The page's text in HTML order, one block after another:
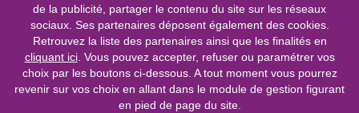
de la publicité, partager le contenu du site sur les réseaux
sociaux. Ses partenaires déposent également des cookies.
Retrouvez la liste des partenaires ainsi que les finalités en
cliquant ici. Vous pouvez accepter, refuser ou paramétrer vos
choix par les boutons ci-dessous. A tout moment vous pourrez
revenir sur vos choix en allant dans le module de gestion figurant
en pied de page du site.
Facebook
0 800 11 10 09
Service &
appel gratuits